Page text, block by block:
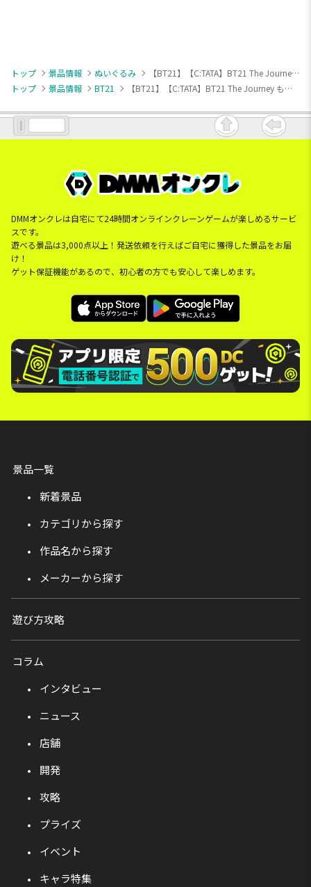
トップ 景品情報 ぬいぐるみ
【BT21】【C:TATA】BT21 The Journey もふぐっとぬいぐるみvol.2
トップ
景品情報 BT21 【BT21】【C:TATA】BT21 The Journey もふぐっとぬいぐるみvol.2
DMMオンクレは自宅にて24時間オンラインクレーンゲームが楽しめるサービ
スです。
遊べる景品は3,000点以上！発送依頼を行えばご自宅に獲得した景品をお届
け！
ゲット保証機能があるので、初心者の方でも安心して楽しめます。
景品一覧
新着景品
カテゴリから探す
作品名から探す
メーカーから探す
遊び方攻略
コラム
インタビュー
ニュース
店舗
開発
攻略
プライズ
イベント
キャラ特集